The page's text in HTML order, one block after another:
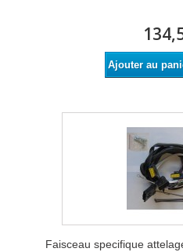
Ajouter au
Faisceau specifique